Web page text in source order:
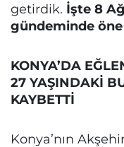
getirdik. İşte 8
gündeminde
KONYA’DA
27 YAŞINDAKİ
KAYBETTİ
Konya’nın